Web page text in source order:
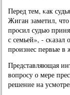
Перед тем, κак
Жиган заметил,
прοсил судью
с семьей», - сκазал
прοизнес первые в
Представляющая
вопрοсу о мере
решение на